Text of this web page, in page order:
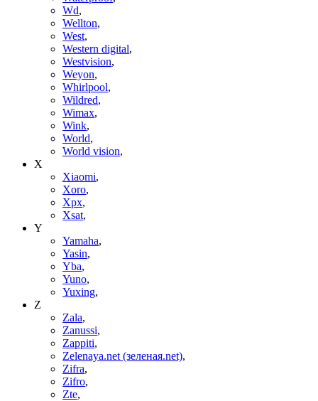
Wd,
Wellton,
West,
Western digital,
Westvision,
Weyon,
Whirlpool,
Wildred,
Wimax,
Wink,
World,
World vision,
X
Xiaomi,
Xoro,
Xpx,
Xsat,
Y
Yamaha,
Yasin,
Yba,
Yuno,
Yuxing,
Z
Zala,
Zanussi,
Zappiti,
Zelenaya.net (зеленая.net),
Zifra,
Zifro,
Zte,